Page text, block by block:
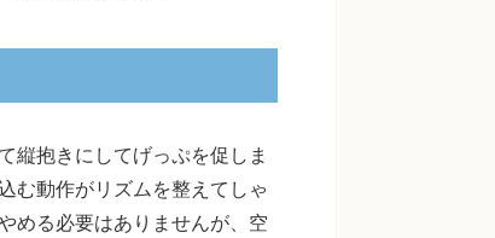
縦抱きにしてげっぷを促しま
む動作がリズムを整えてしゃ
める必要はありませんが、空